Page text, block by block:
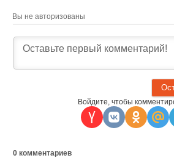
Вы не авторизованы
Войдите, чтобы
0 комментариев